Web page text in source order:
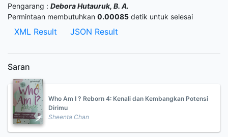
Pengarang : Debora Hutauruk, B. A.
Permintaan membutuhkan 0.00085 detik untuk selesai
XML Result JSON Result
Saran
Who Am I ? Reborn 4: Kenali dan Kembangkan Potensi
Dirimu
Sheenta Chan